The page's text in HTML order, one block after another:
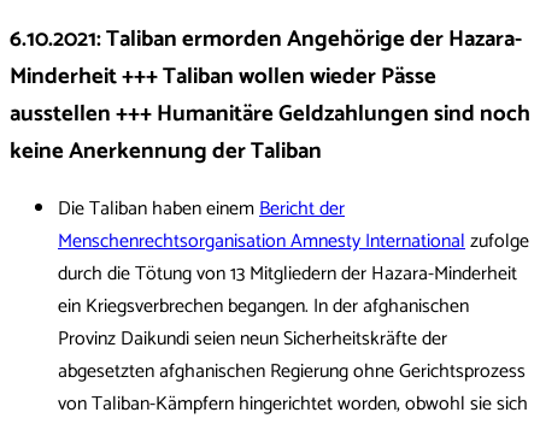
6.10.2021:Taliban ermorden Angehörige der Hazara-
Minderheit +++ Taliban wollen wieder Pässe
ausstellen +++ Humanitäre Geldzahlungen sind noch
keine Anerkennung der Taliban
Die Taliban haben einemBericht der
Menschenrechtsorganisation Amnesty Internationalzufolge
durch die Tötung von 13 Mitgliedern der Hazara-Minderheit
ein Kriegsverbrechen begangen. In der afghanischen
Provinz Daikundi seien neun Sicherheitskräfte der
abgesetzten afghanischen Regierung ohne Gerichtsprozess
von Taliban-Kämpfern hingerichtet worden, obwohl sie sich